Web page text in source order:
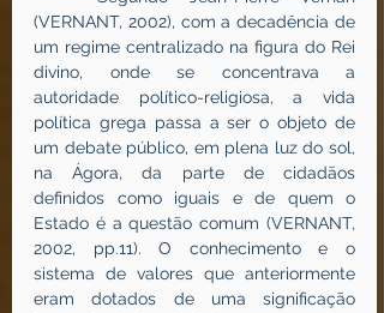
(VERNANT, 2002), com a decadência de
um regime centralizado na figura do Rei
divino, onde se concentrava a
autoridade político-religiosa, a vida
política grega passa a ser o objeto de
um debate público, em plena luz do sol,
na Ágora, da parte de cidadãos
definidos como iguais e de quem o
Estado é a questão comum (VERNANT,
2002, pp.11). O conhecimento e o
sistema de valores que anteriormente
eram dotados de uma significação